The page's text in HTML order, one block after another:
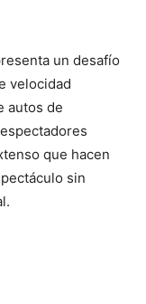
un desafío
velocidad
autos de
que hacen
sin